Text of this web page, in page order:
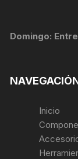
Domingo:
Inicio